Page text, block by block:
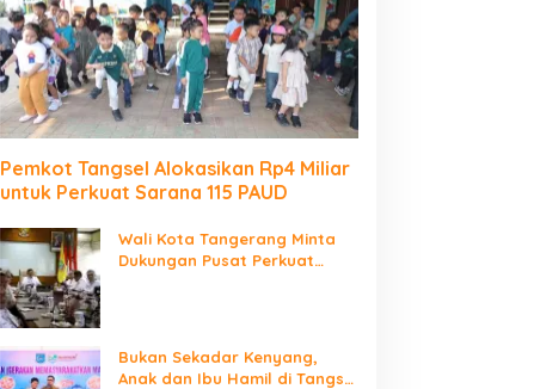
Pemkot Tangsel Alokasikan Rp4 Miliar
untuk Perkuat Sarana 115 PAUD
Wali Kota Tangerang Minta
Dukungan Pusat Perkuat
Bukan Sekadar Kenyang,
Anak dan Ibu Hamil di Tangsel